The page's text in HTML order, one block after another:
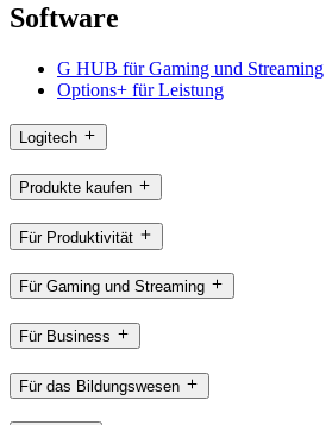
Software
G HUB für Gaming und Streaming
Options+ für Leistung
Logitech
Produkte kaufen
Für Produktivität
Für Gaming und Streaming
Für Business
Für das Bildungswesen